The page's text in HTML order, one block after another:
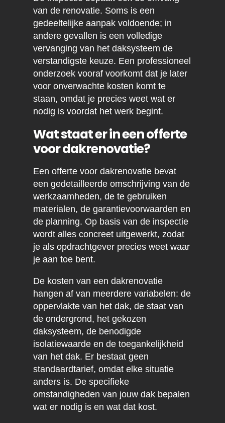
van de renovatie. Soms is een
gedeeltelijke aanpak voldoende; in
andere gevallen is een volledige
vervanging van het daksysteem de
verstandigste keuze. Een professioneel
onderzoek vooraf voorkomt dat je later
voor onverwachte kosten komt te
staan, omdat je precies weet wat er
nodig is voordat het werk begint.
Wat staat er in een offerte
voor dakrenovatie?
Een offerte voor dakrenovatie bevat
een gedetailleerde omschrijving van de
werkzaamheden, de te gebruiken
materialen, de garantievoorwaarden en
de planning. Op basis van de inspectie
wordt alles concreet uitgewerkt, zodat
je als opdrachtgever precies weet waar
je aan toe bent.
De kosten van een dakrenovatie
hangen af van meerdere variabelen: de
oppervlakte van het dak, de staat van
de ondergrond, het gekozen
daksysteem, de benodigde
isolatiewaarde en de toegankelijkheid
van het dak. Er bestaat geen
standaardtarief, omdat elke situatie
anders is. De specifieke
omstandigheden van jouw dak bepalen
wat er nodig is en wat dat kost.